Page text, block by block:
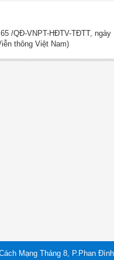
/QĐ-VNPT-HĐTV-TĐTT, ngày
thông Việt Nam)
Mạng Tháng 8, P.Phan